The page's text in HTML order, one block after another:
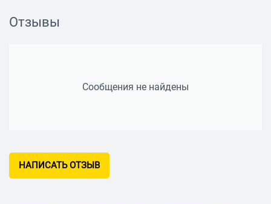
Отзывы
Сообщения не найдены
НАПИСАТЬ ОТЗЫВ